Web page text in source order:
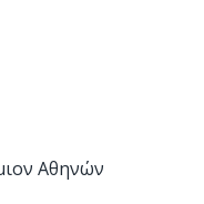
Αθηνών